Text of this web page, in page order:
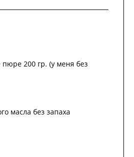
пюре 200 гр. (у меня без
масла без запаха